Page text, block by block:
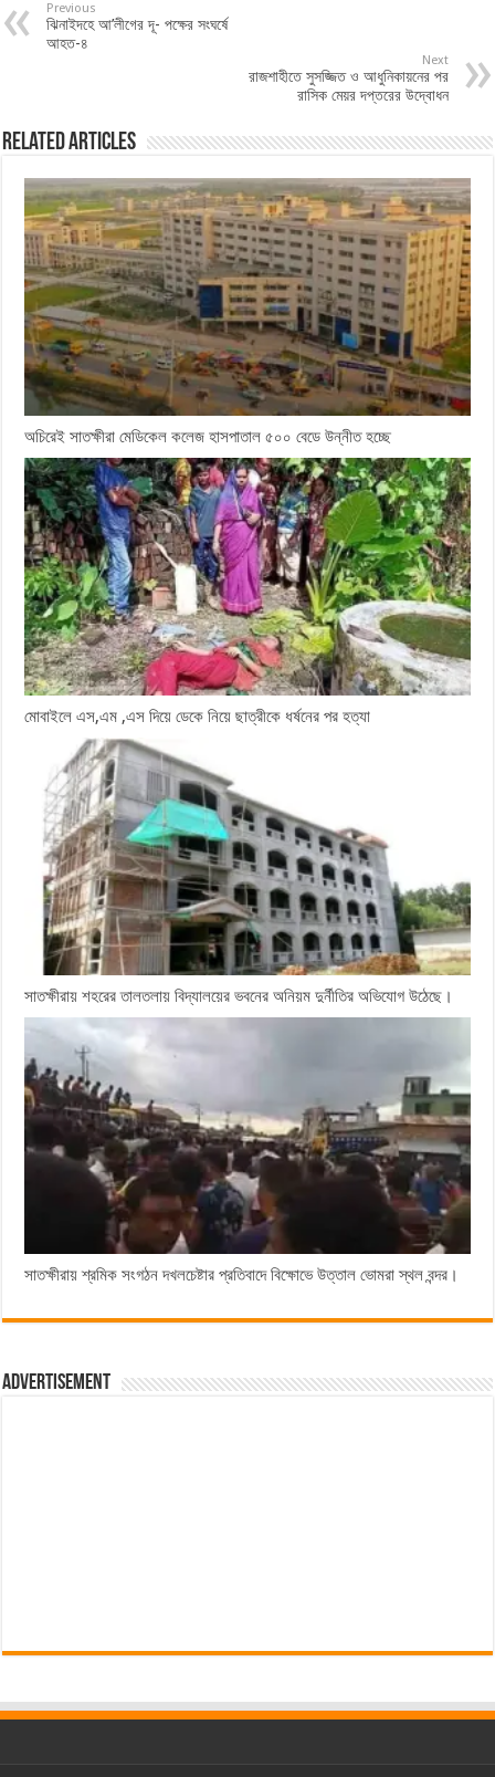
Previous
ঝিনাইদহে আ’লীগের দূ- পক্ষের সংঘর্ষে
আহত-৪
Next
রাজশাহীতে সুসজ্জিত ও আধুনিকায়নের পর
রাসিক মেয়র দপ্তরের উদ্বোধন
Related Articles
অচিরেই সাতক্ষীরা মেডিকেল কলেজ হাসপাতাল ৫০০ বেডে উন্নীত হচ্ছে
মোবাইলে এস,এম ,এস দিয়ে ডেকে নিয়ে ছাত্রীকে ধর্ষনের পর হত্যা
সাতক্ষীরায় শহরের তালতলায় বিদ্যালয়ের ভবনের অনিয়ম দুর্নীতির অভিযোগ উঠেছে।
সাতক্ষীরায় শ্রমিক সংগঠন দখলচেষ্টার প্রতিবাদে বিক্ষোভে উত্তাল ভোমরা স্থল বন্দর।
Advertisement